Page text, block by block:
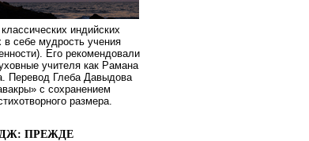
индийских
в себе мудрость учения
Его рекомендовали
учителя как Рамана
Перевод Глеба Давыдова
с сохранением
размера.
ПРЕЖДЕ